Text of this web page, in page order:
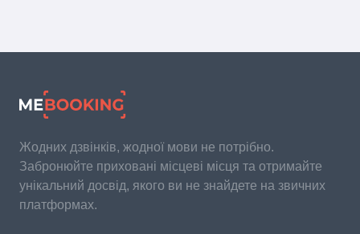
Жодних дзвінків, жодної мови не потрібно.
Забронюйте приховані місцеві місця та отримайте
унікальний досвід, якого ви не знайдете на звичних
платформах.